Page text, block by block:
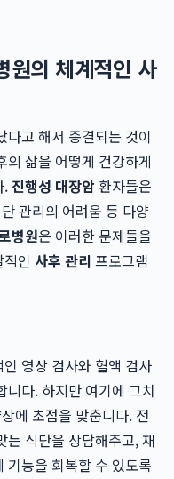
원의 체계적인 사
다고 해서 종결되는 것이
의 삶을 어떻게 건강하게
. 진행성 대장암 환자들은
관리의 어려움 등 다양
병원은 이러한 문제들을
인 사후 관리 프로그램
영상 검사와 혈액 검사
다. 하지만 여기에 그치
에 초점을 맞춥니다. 전
는 식단을 상담해주고, 재
기능을 회복할 수 있도록